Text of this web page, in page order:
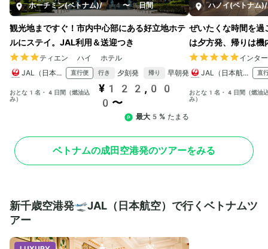
ホーチミン(ベトナム)/ 4〜8日間
観光地まですぐ！市内中心部にある好立地ホテ
ルにステイ。JAL利用＆送迎つき
ティエン ハイ ホテル
JAL（日本航空）
直行便 行き 夕刻発 帰り 早朝発
おとな1名・4日間（燃油込
み）
¥122,00
0〜
最大5% たまる
ハノイ(ベトナム)/
ぜいたくな時間を過
は夕方発、帰りは
インタ
JAL（日本航空）
直
おとな1名・4日間（燃油
み）
ベトナムの成田空港発のツアーをみる
新千歳空港発🛫JAL（日本航空）で行くベトナムツ
アー